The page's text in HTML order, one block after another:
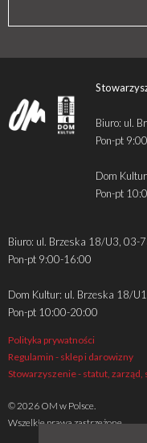
Biuro: ul.
Pon-pt
Dom
Pon-pt
Biuro: ul. Brzeska 18/U3, 03-
Pon-pt 9:00-16:00
Dom Kultur: ul. Brzeska 18/
Pon-pt 10:00-20:00
Polityka prywatności
Regulamin - sklep i darowizny
Stowarzyszenie - statut, zarząd,
© 2026 OM w Polsce.
Wszelkie prawa zastrzeżone